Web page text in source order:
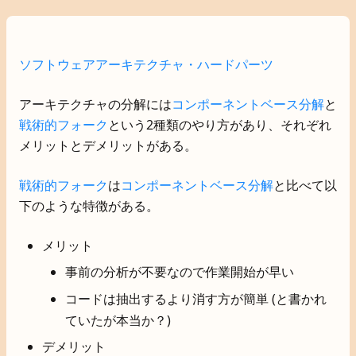
ソフトウェアアーキテクチャ・ハードパーツ
アーキテクチャの分解にはコンポーネントベース分解と
戦術的フォークという2種類のやり方があり、それぞれ
メリットとデメリットがある。
戦術的フォークはコンポーネントベース分解と比べて以
下のような特徴がある。
メリット
事前の分析が不要なので作業開始が早い
コードは抽出するより消す方が簡単 (と書かれ
ていたが本当か？)
デメリット